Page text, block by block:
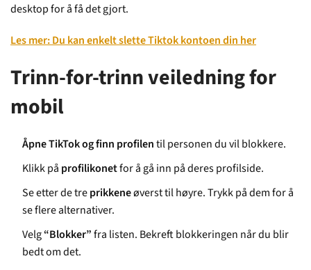
desktop for å få det gjort.
Les mer: Du kan enkelt slette Tiktok kontoen din her
Trinn-for-trinn veiledning for
mobil
Åpne TikTok og finn profilentil personen du vil blokkere.
Klikk på profilikonetfor å gå inn på deres profilside.
Se etter de treprikkeneøverst til høyre. Trykk på dem for å
se flere alternativer.
Velg“Blokker”fra listen. Bekreft blokkeringen når du blir
bedt om det.